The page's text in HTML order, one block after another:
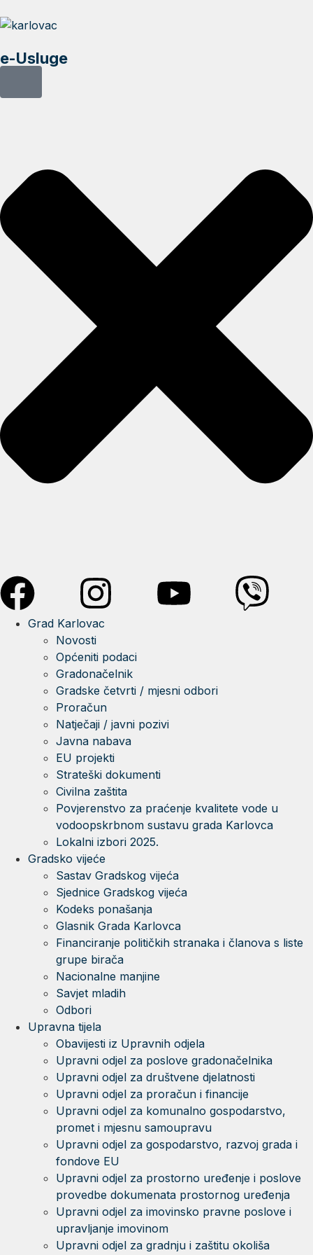
e-Usluge
Grad Karlovac
Novosti
Općeniti podaci
Gradonačelnik
Gradske četvrti / mjesni odbori
Proračun
Natječaji / javni pozivi
Javna nabava
EU projekti
Strateški dokumenti
Civilna zaštita
Povjerenstvo za praćenje kvalitete vode u
vodoopskrbnom sustavu grada Karlovca
Lokalni izbori 2025.
Gradsko vijeće
Sastav Gradskog vijeća
Sjednice Gradskog vijeća
Kodeks ponašanja
Glasnik Grada Karlovca
Financiranje političkih stranaka i članova s liste
grupe birača
Nacionalne manjine
Savjet mladih
Odbori
Upravna tijela
Obavijesti iz Upravnih odjela
Upravni odjel za poslove gradonačelnika
Upravni odjel za društvene djelatnosti
Upravni odjel za proračun i financije
Upravni odjel za komunalno gospodarstvo,
promet i mjesnu samoupravu
Upravni odjel za gospodarstvo, razvoj grada i
fondove EU
Upravni odjel za prostorno uređenje i poslove
provedbe dokumenata prostornog uređenja
Upravni odjel za imovinsko pravne poslove i
upravljanje imovinom
Upravni odjel za gradnju i zaštitu okoliša